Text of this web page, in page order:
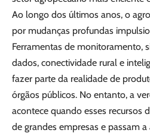
Ao longo dos últimos anos, o
por mudanças profundas
Ferramentas de monitoramento,
dados, conectividade rural e
fazer parte da realidade de
órgãos públicos. No entanto, a
acontece quando esses recursos
de grandes empresas e passam